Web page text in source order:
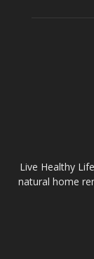
Live Healthy
natural home